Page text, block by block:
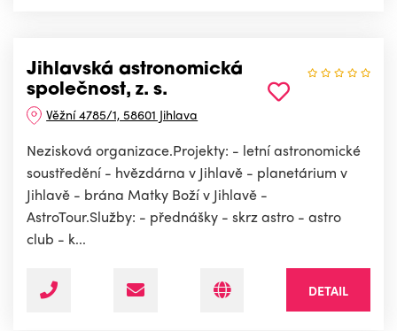
Jihlavská astronomická
společnost, z. s.
Věžní 4785/1, 58601 Jihlava
Nezisková organizace.Projekty: - letní astronomické
soustředění - hvězdárna v Jihlavě - planetárium v
Jihlavě - brána Matky Boží v Jihlavě -
AstroTour.Služby: - přednášky - skrz astro - astro
club - k...
DETAIL